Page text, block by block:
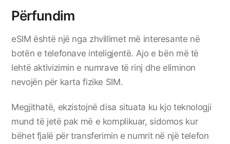
Përfundim
eSIM është një nga zhvillimet më interesante në
botën e telefonave inteligjentë. Ajo e bën më të
lehtë aktivizimin e numrave të rinj dhe eliminon
nevojën për karta fizike SIM.
Megjithatë, ekzistojnë disa situata ku kjo teknologji
mund të jetë pak më e komplikuar, sidomos kur
bëhet fjalë për transferimin e numrit në një telefon